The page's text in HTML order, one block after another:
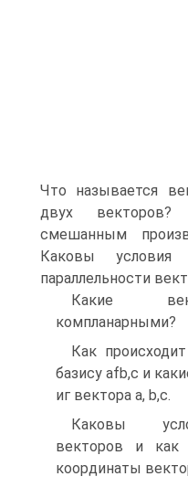
Что называется
двух
смешанным
Каковы условия
параллельности
Какие
компланарными?
Как
базису afb,c и
иг вектора а, b,c.
Каковы
векторов и как
координаты